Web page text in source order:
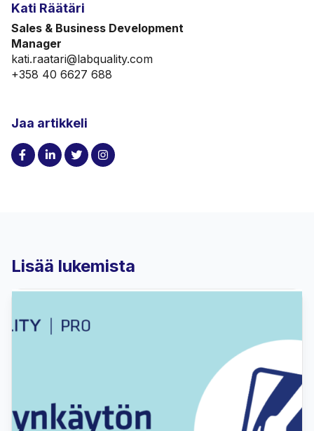
Kati Räätäri
Sales & Business Development
Manager
kati.raatari@labquality.com
+358 40 6627 688
Jaa artikkeli
Lisää lukemista